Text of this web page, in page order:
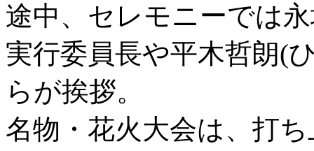
途中、セレモニーでは
実行委員長や平木哲朗(
らが挨拶。
名物・花火大会は、打